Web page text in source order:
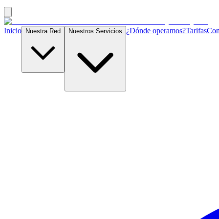
Inicio Nuestra Red Nuestros Servicios ¿Dónde operamos?Tarifas